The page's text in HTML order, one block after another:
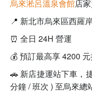
烏來淞呂溫泉會館店
📍 新北市烏來區西羅
⏰ 全日 24H 營運
💰 預訂最高享 4200
🚗 新店捷運站下車，
分鐘 / 班次 ) 至烏來總